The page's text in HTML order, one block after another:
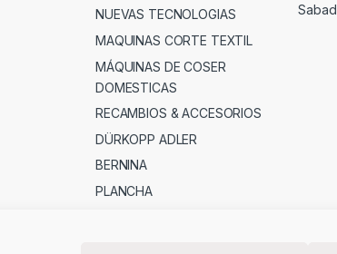
NUEVAS TECNOLOGIAS
MAQUINAS CORTE TEXTIL
MÁQUINAS DE COSER
DOMESTICAS
RECAMBIOS & ACCESORIOS
DÜRKOPP ADLER
BERNINA
PLANCHA